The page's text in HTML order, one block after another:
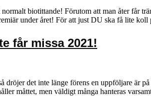
GEEKPODDENS
JULSPECIALER 2013
biotittande! Förutom att man åter får
under året! För att just DU ska få lite
får missa 2021!
dröjer det inte länge förens en uppföljare är
måttet, men väldigt många hanteras